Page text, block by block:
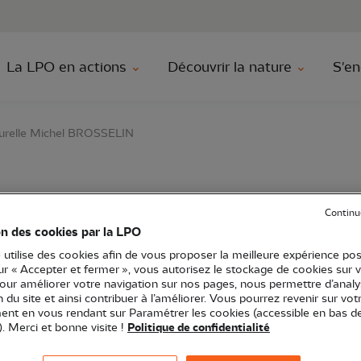
Aller à la
La LPO en actions Découvrir la nature
Michel BROSSELIN
de la réserve
Sortie nature 85 - Vendée
des cookies par la LPO
des cookies afin de vous proposer la meilleure expérience
« Accepter et fermer », vous autorisez le stockage de cookies sur
améliorer votre navigation sur nos pages, nous permettre
du site et ainsi contribuer à l’améliorer. Vous pourrez revenir sur
en vous rendant sur Paramétrer les cookies (accessible en bas
Merci et bonne visite ! Politique de confidentialité